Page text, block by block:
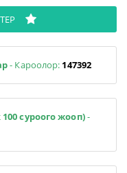
- Кароолор: 147392
суроого жооп)-